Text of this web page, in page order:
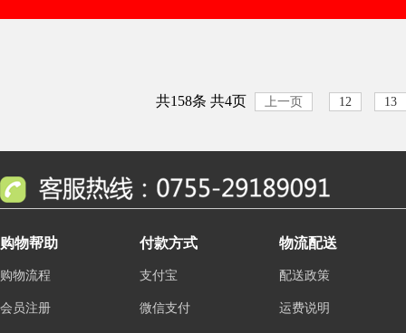
共158条 共4页 上一页 12 13
购物帮助
购物流程
会员注册
付款方式
支付宝
微信支付
物流配送
配送政策
运费说明